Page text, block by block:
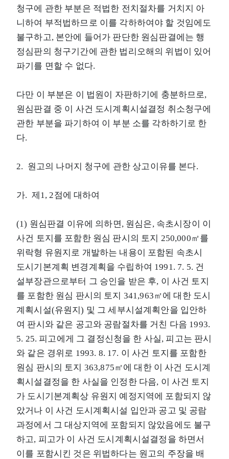
청구에 관한 부분은 적법한 전치절차를 거치지 아
니하여 부적법하므로 이를 각하하여야 할 것임에도
불구하고, 본안에 들어가 판단한 원심판결에는 행
정심판의 청구기간에 관한 법리오해의 위법이 있어
파기를 면할 수 없다.
다만 이 부분은 이 법원이 자판하기에 충분하므로,
원심판결 중 이 사건 도시계획시설결정 취소청구에
관한 부분을 파기하여 이 부분 소를 각하하기로 한
다.
2. 원고의 나머지 청구에 관한 상고이유를 본다.
가. 제1, 2점에 대하여
(1) 원심판결 이유에 의하면, 원심은, 속초시장이 이
사건 토지를 포함한 원심 판시의 토지 250,000㎡를
위락형 유원지로 개발하는 내용이 포함된 속초시
도시기본계획 변경계획을 수립하여 1991. 7. 5. 건
설부장관으로부터 그 승인을 받은 후, 이 사건 토지
를 포함한 원심 판시의 토지 341,963㎡에 대한 도시
계획시설(유원지) 및 그 세부시설계획안을 입안하
여 판시와 같은 공고와 공람절차를 거친 다음 1993.
5. 25. 피고에게 그 결정신청을 한 사실, 피고는 판시
와 같은 경위로 1993. 8. 17. 이 사건 토지를 포함한
원심 판시의 토지 363,875㎡에 대한 이 사건 도시계
획시설결정을 한 사실을 인정한 다음, 이 사건 토지
가 도시기본계획상 유원지 예정지역에 포함되지 않
았거나 이 사건 도시계획시설 입안과 공고 및 공람
과정에서 그 대상지역에 포함되지 않았음에도 불구
하고, 피고가 이 사건 도시계획시설결정을 하면서
이를 포함시킨 것은 위법하다는 원고의 주장을 배